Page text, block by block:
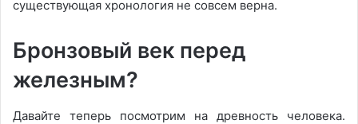
существующая хронология не совсем верна.
Бронзовый век перед
железным?
Давайте теперь посмотрим на древность человека.